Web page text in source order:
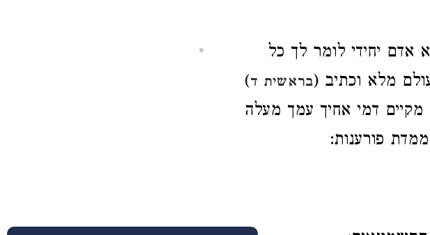
יחידי לומר לך כל
מלא וכתיב (בראשית ד)
מקיים דמי אחיך עמך מעלה
פורענות: